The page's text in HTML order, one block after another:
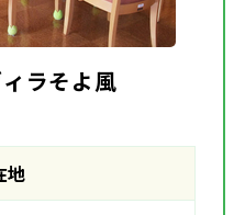
ラそよ風
地